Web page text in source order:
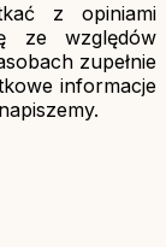
z opiniami
ze względów
zupełnie
informacje